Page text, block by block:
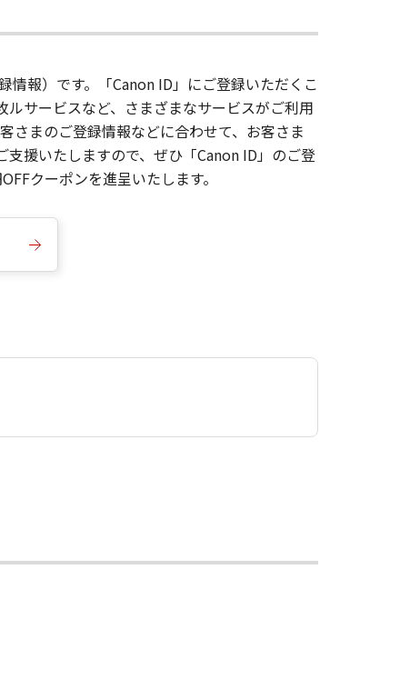
情報）です。「Canon ID」にご登録いただくこ
サービスなど、さまざまなサービスがご利用
さまのご登録情報などに合わせて、お客さま
援いたしますので、ぜひ「Canon ID」のご登
クーポンを進呈いたします。